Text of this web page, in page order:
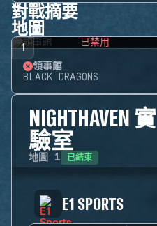
對戰摘要
地圖
1 已禁用
領事館
BLACK DRAGONS
NIGHTHAVEN 實
驗室
地圖 1 已結束
E1 SPORTS